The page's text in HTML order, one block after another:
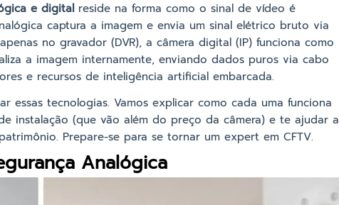
e digital reside na forma como o sinal de vídeo é
captura a imagem e envia um sinal elétrico bruto via
no gravador (DVR), a câmera digital (IP) funciona como
a imagem internamente, enviando dados puros via cabo
e recursos de inteligência artificial embarcada.
essas tecnologias. Vamos explicar como cada uma funciona
instalação (que vão além do preço da câmera) e te ajudar a
Prepare-se para se tornar um expert em CFTV.
Analógica